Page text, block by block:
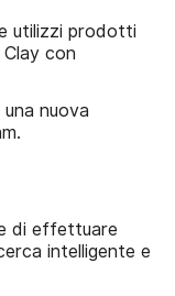
utilizzi prodotti
con
nuova
di effettuare
intelligente e